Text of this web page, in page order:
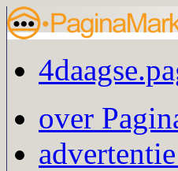
over